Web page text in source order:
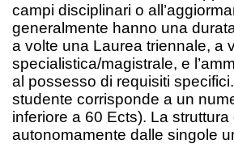
campi disciplinari o
generalmente hanno una
a volte una Laurea triennale, a
specialistica/magistrale, e
al possesso di requisiti
studente corrisponde a un
inferiore a 60 Ects). La
autonomamente dalle singole